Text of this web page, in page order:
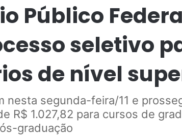
Público
seletivo
de nível
nesta segunda-feira/11 e
R$ 1.027,82 para cursos de
graduação